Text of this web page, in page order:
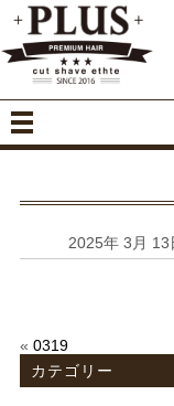
2025年 3月
« 0319
カテゴリー